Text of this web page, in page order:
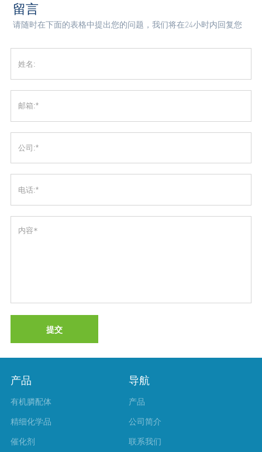
留言
请随时在下面的表格中提出您的问题，我们将在24小时内回复您
提交
产品
有机膦配体
精细化学品
催化剂
导航
产品
公司简介
联系我们